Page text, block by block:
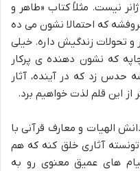
نیست. مثلاً کتاب «طاهر و
که احتمالا نشون می ده
تحولات زندگیش داره. خیلی
که نشون دهنده ی پرکار
حدس زد که در آینده، آثار
این قلم لذت خواهیم برد.
الهیات و معارف قرآنی با
تونسته آثاری خلق کنه که هم
های عمیق معنوی رو به